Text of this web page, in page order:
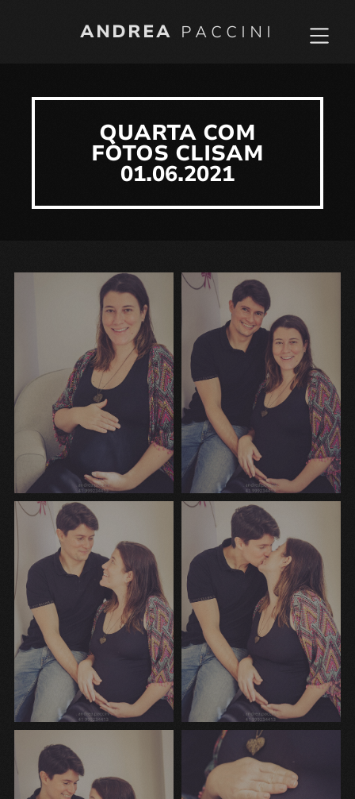
ANDREA PACCINI
QUARTA COM
FOTOS CLISAM
01.06.2021